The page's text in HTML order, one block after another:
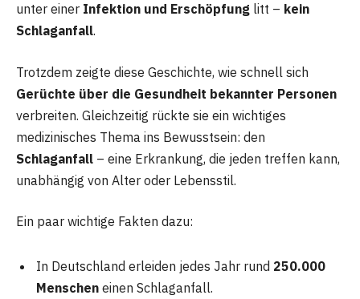
unter einer Infektion und Erschöpfung litt – kein
Schlaganfall.
Trotzdem zeigte diese Geschichte, wie schnell sich
Gerüchte über die Gesundheit bekannter Personen
verbreiten. Gleichzeitig rückte sie ein wichtiges
medizinisches Thema ins Bewusstsein: den
Schlaganfall – eine Erkrankung, die jeden treffen kann,
unabhängig von Alter oder Lebensstil.
Ein paar wichtige Fakten dazu:
In Deutschland erleiden jedes Jahr rund 250.000
Menschen einen Schlaganfall.